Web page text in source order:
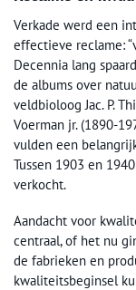
Verkade werd een
effectieve reclame:
Decennia lang
de albums over
veldbioloog Jac. P.
Voerman jr. (1890-
vulden een
Tussen 1903 en
verkocht.
Aandacht voor
centraal, of het nu
de fabrieken en
kwaliteitsbeginsel